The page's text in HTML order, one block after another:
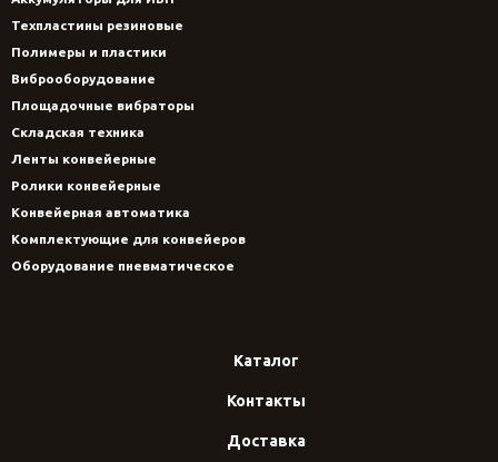
Техпластины резиновые
Полимеры и пластики
Виброоборудование
Площадочные вибраторы
Складская техника
Ленты конвейерные
Ролики конвейерные
Конвейерная автоматика
Комплектующие для конвейеров
Оборудование пневматическое
Каталог
Контакты
Доставка